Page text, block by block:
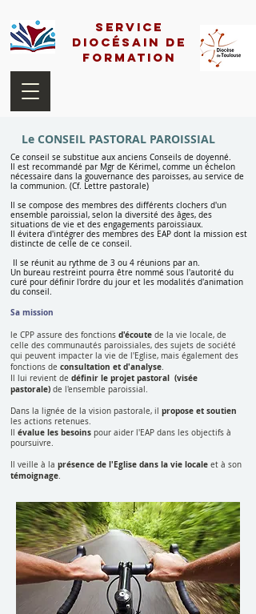
Service
Diocésain de
Formation
Le CONSEIL PASTORAL PAROISSIAL
Ce conseil se substitue aux anciens Conseils de doyenné.
Il est recommandé par Mgr de Kérimel, comme un échelon
nécessaire dans la gouvernance des paroisses, au service de
la communion. (Cf. Lettre pastorale)
Il se compose des membres des différents clochers d'un
ensemble paroissial, selon la diversité des âges, des
situations de vie et des engagements paroissiaux.
Il évitera d'intégrer des membres des EAP dont la mission est
distincte de celle de ce conseil.
Il se réunit au rythme de 3 ou 4 réunions par an.
Un bureau restreint pourra être nommé sous l'autorité du
curé pour définir l'ordre du jour et les modalités d'animation
du conseil.
​Sa mission
le CPP assure des fonctions d'écoute de la vie locale, de
celle des communautés paroissiales, des sujets de société
qui peuvent impacter la vie de l'Eglise, ​mais également des
fonctions de consultation et d'analyse.
Il lui revient de définir le projet pastoral (visée
pastorale) de l'ensemble paroissial.
Dans la lignée de la vision pastorale, il propose et soutien
les actions retenues.
Il évalue les besoins pour aider l'EAP dans les objectifs à
poursuivre.
Il veille à la présence de l'Eglise dans la vie locale et à son
témoignage.